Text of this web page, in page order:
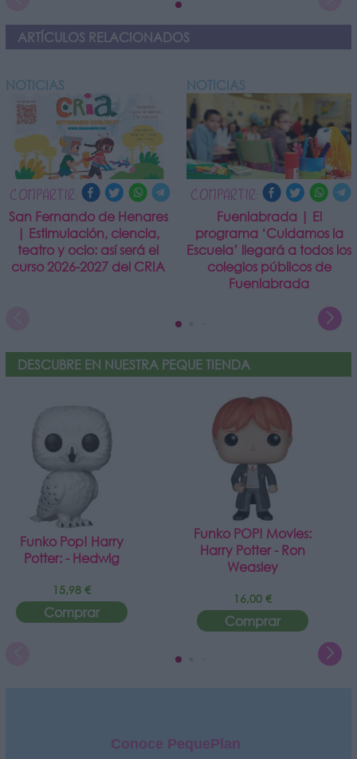
ARTÍCULOS RELACIONADOS
NOTICIAS
COMPARTIR:
San Fernando de Henares
| Estimulación, ciencia,
teatro y ocio: así será el
curso 2026-2027 del CRIA
NOTICIAS
COMPARTIR:
Fuenlabrada | El
programa ‘Cuidamos la
Escuela’ llegará a todos los
colegios públicos de
Fuenlabrada
DESCUBRE EN NUESTRA PEQUE TIENDA
Funko Pop! Harry
Potter: - Hedwig
15,98 €
Comprar
Funko POP! Movies:
Harry Potter - Ron
Weasley
16,00 €
Comprar
Conoce PequePlan